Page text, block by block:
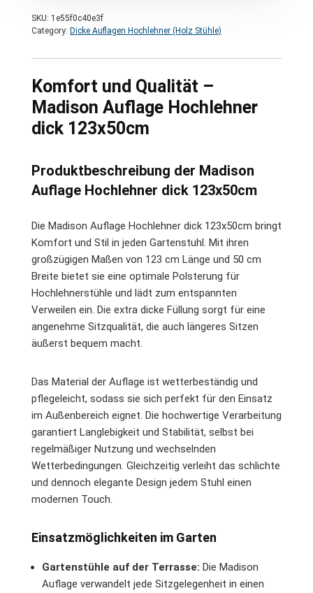
SKU: 1e55f0c40e3f
Category: Dicke Auflagen Hochlehner (Holz Stühle)
Komfort und Qualität –
Madison Auflage Hochlehner
dick 123x50cm
Produktbeschreibung der Madison
Auflage Hochlehner dick 123x50cm
Die Madison Auflage Hochlehner dick 123x50cm bringt
Komfort und Stil in jeden Gartenstuhl. Mit ihren
großzügigen Maßen von 123 cm Länge und 50 cm
Breite bietet sie eine optimale Polsterung für
Hochlehnerstühle und lädt zum entspannten
Verweilen ein. Die extra dicke Füllung sorgt für eine
angenehme Sitzqualität, die auch längeres Sitzen
äußerst bequem macht.
Das Material der Auflage ist wetterbeständig und
pflegeleicht, sodass sie sich perfekt für den Einsatz
im Außenbereich eignet. Die hochwertige Verarbeitung
garantiert Langlebigkeit und Stabilität, selbst bei
regelmäßiger Nutzung und wechselnden
Wetterbedingungen. Gleichzeitig verleiht das schlichte
und dennoch elegante Design jedem Stuhl einen
modernen Touch.
Einsatzmöglichkeiten im Garten
Gartenstühle auf der Terrasse: Die Madison
Auflage verwandelt jede Sitzgelegenheit in einen